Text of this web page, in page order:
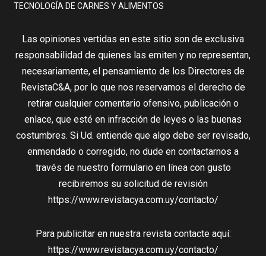
TECNOLOGÍA DE CARNES Y ALIMENTOS
Las opiniones vertidas en este sitio son de exclusiva
responsabilidad de quienes las emiten y no representan,
necesariamente, el pensamiento de los Directores de
RevistaC&A, por lo que nos reservamos el derecho de
retirar cualquier comentario ofensivo, publicación o
enlace, que esté en infracción de leyes o las buenas
costumbres. Si Ud. entiende que algo debe ser revisado,
enmendado o corregido, no dude en contactarnos a
través de nuestro formulario en línea con gusto
recibiremos su solicitud de revisión
https://www.revistacya.com.uy/contacto/
Para publicitar en nuestra revista contacte aquí:
https://www.revistacya.com.uy/contacto/